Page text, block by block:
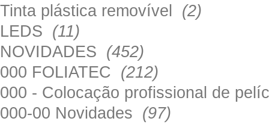
Tinta plástica removível (2)
LEDS (11)
NOVIDADES (452)
000 FOLIATEC (212)
000 - Colocação profissional de
000-00 Novidades (97)